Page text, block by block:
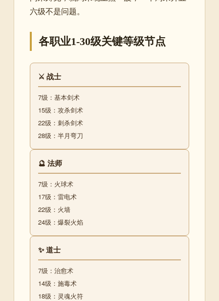
六级不是问题。
各职业1-30级关键等级节点
⚔️ 战士
7级：基本剑术
15级：攻杀剑术
22级：刺杀剑术
28级：半月弯刀
🔮 法师
7级：火球术
17级：雷电术
22级：火墙
24级：爆裂火焰
✨ 道士
7级：治愈术
14级：施毒术
18级：灵魂火符